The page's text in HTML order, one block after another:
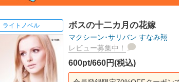
ライトノベル ボスの十二カ月の花嫁
マクシーン･サリバン すなみ翔
レビュー募集中！
600pt/660円(税込)